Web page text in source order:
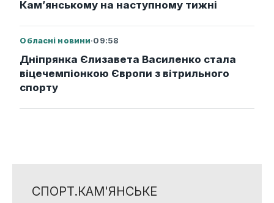
Кам’янському на наступному тижні
Обласні новини·09:58
Дніпрянка Єлизавета Василенко стала
віцечемпіонкою Європи з вітрильного
спорту
СПОРТ.КАМ'ЯНСЬКЕ